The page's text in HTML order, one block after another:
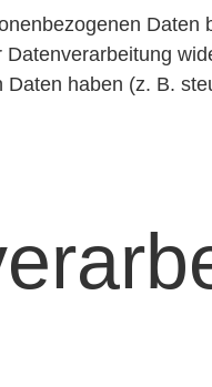
Daten
haben (z. B.